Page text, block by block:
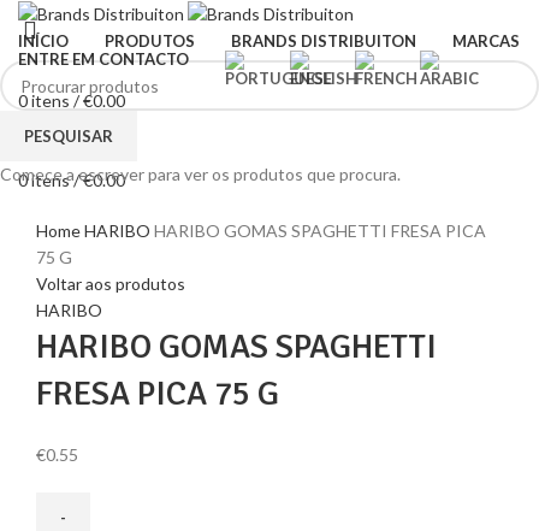
INÍCIO PRODUTOS BRANDS DISTRIBUITON
MARCAS
ENTRE EM CONTACTO
0itens /€0.00
Menu
0itens/€0.00
HomeHARIBO HARIBO GOMAS SPAGHETTI FRESA PICA
75 G
Voltar aos produtos
HARIBO
HARIBO GOMAS SPAGHETTI
FRESA PICA 75 G
€0.55
PESQUISAR
Comece a escrever para ver os produtos que procura.